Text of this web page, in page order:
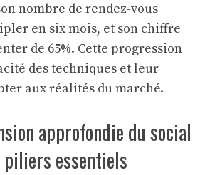
nombre de rendez-vous
en six mois, et son chiffre
de 65%. Cette progression
des techniques et leur
aux réalités du marché.
approfondie du social
essentiels